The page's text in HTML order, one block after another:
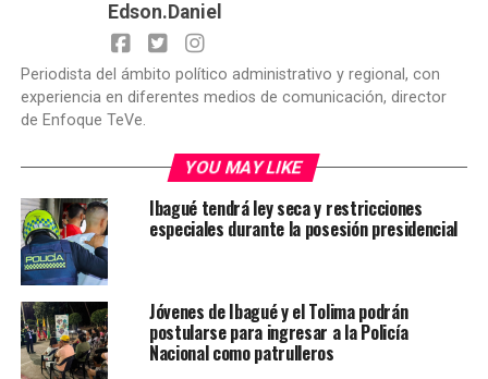
Edson.Daniel
Periodista del ámbito político administrativo y regional, con
experiencia en diferentes medios de comunicación, director
de Enfoque TeVe.
YOU MAY LIKE
Ibagué tendrá ley seca y restricciones
especiales durante la posesión presidencial
Jóvenes de Ibagué y el Tolima podrán
postularse para ingresar a la Policía
Nacional como patrulleros